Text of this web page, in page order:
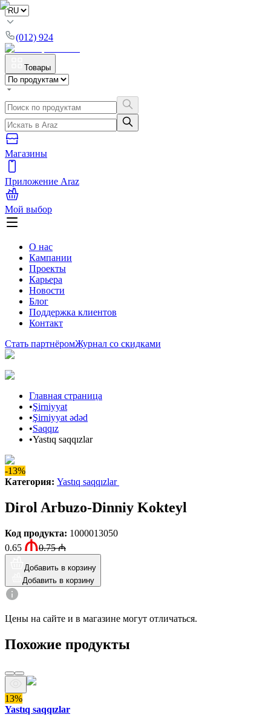
(012) 924
Товары
Магазины
Приложение Araz
Мой выбор
О нас
Кампании
Проекты
Карьера
Новости
Блог
Поддержка клиентов
Контакт
Стать партнёромЖурнал со скидками
Главная страница
•Şirniyyat
•Şirniyyat ədəd
•Saqqız
•Yastıq saqqızlar
-13%
Категория: Yastıq saqqızlar
Dirol Arbuzo-Dinniy Kokteyl
Код продукта: 1000013050
0.65
0.75₼
Добавить в корзину
Добавить в корзину
Цены на сайте и в магазине могут отличаться.
Похожие продукты
13%
Yastıq saqqızlar